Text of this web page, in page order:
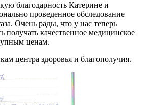
благодарность Катерине и
проведенное обследование
Очень рады, что у нас теперь
получать качественное медицинское
ценам.
центра здоровья и благополучия.